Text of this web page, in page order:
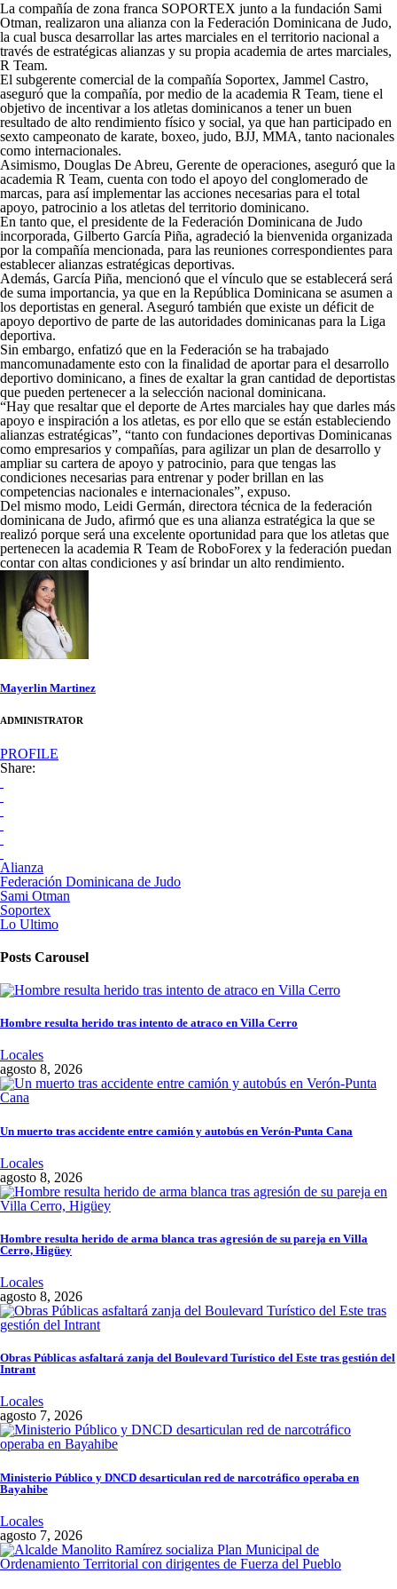
La compañía de zona franca SOPORTEX junto a la fundación Sami
Otman, realizaron una alianza con la Federación Dominicana de Judo,
la cual busca desarrollar las artes marciales en el territorio nacional a
través de estratégicas alianzas y su propia academia de artes marciales,
R Team.
El subgerente comercial de la compañía Soportex, Jammel Castro,
aseguró que la compañía, por medio de la academia R Team, tiene el
objetivo de incentivar a los atletas dominicanos a tener un buen
resultado de alto rendimiento físico y social, ya que han participado en
sexto campeonato de karate, boxeo, judo, BJJ, MMA, tanto nacionales
como internacionales.
Asimismo, Douglas De Abreu, Gerente de operaciones, aseguró que la
academia R Team, cuenta con todo el apoyo del conglomerado de
marcas, para así implementar las acciones necesarias para el total
apoyo, patrocinio a los atletas del territorio dominicano.
En tanto que, el presidente de la Federación Dominicana de Judo
incorporada, Gilberto García Piña, agradeció la bienvenida organizada
por la compañía mencionada, para las reuniones correspondientes para
establecer alianzas estratégicas deportivas.
Además, García Piña, mencionó que el vínculo que se establecerá será
de suma importancia, ya que en la República Dominicana se asumen a
los deportistas en general. Aseguró también que existe un déficit de
apoyo deportivo de parte de las autoridades dominicanas para la Liga
deportiva.
Sin embargo, enfatizó que en la Federación se ha trabajado
mancomunadamente esto con la finalidad de aportar para el desarrollo
deportivo dominicano, a fines de exaltar la gran cantidad de deportistas
que pueden pertenecer a la selección nacional dominicana.
“Hay que resaltar que el deporte de Artes marciales hay que darles más
apoyo e inspiración a los atletas, es por ello que se están estableciendo
alianzas estratégicas”, “tanto con fundaciones deportivas Dominicanas
como empresarios y compañías, para agilizar un plan de desarrollo y
ampliar su cartera de apoyo y patrocinio, para que tengas las
condiciones necesarias para entrenar y poder brillan en las
competencias nacionales e internacionales”, expuso.
Del mismo modo, Leidi Germán, directora técnica de la federación
dominicana de Judo, afirmó que es una alianza estratégica la que se
realizó porque será una excelente oportunidad para que los atletas que
pertenecen la academia R Team de RoboForex y la federación puedan
contar con altas condiciones y así brindar un alto rendimiento.
Mayerlin Martinez
ADMINISTRATOR
PROFILE
Share:
Alianza
Federación Dominicana de Judo
Sami Otman
Soportex
Lo Ultimo
Posts Carousel
Hombre resulta herido tras intento de atraco en Villa Cerro
Locales
agosto 8, 2026
Un muerto tras accidente entre camión y autobús en Verón-Punta Cana
Locales
agosto 8, 2026
Hombre resulta herido de arma blanca tras agresión de su pareja en Villa
Cerro, Higüey
Locales
agosto 8, 2026
Obras Públicas asfaltará zanja del Boulevard Turístico del Este tras gestión del
Intrant
Locales
agosto 7, 2026
Ministerio Público y DNCD desarticulan red de narcotráfico operaba en
Bayahibe
Locales
agosto 7, 2026